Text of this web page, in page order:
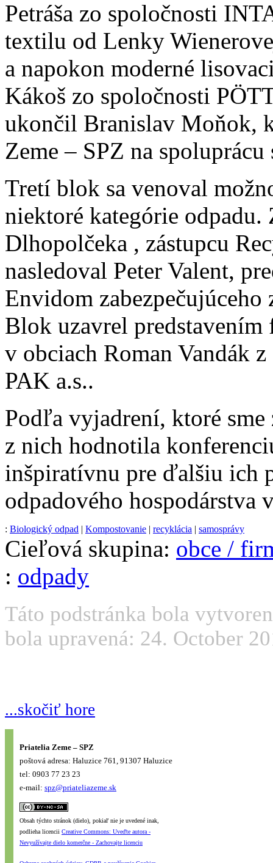
Petráša zo spoločnosti
textilu od Lenky
a napokon moderné
Kákoš zo spoločnosti
ukončil Branislav Moňok,
Zeme – SPZ na spoluprácu
Tretí blok sa venoval
niektoré kategórie odpadu.
Dlhopolčeka , zástupcu
nasledoval Peter Valent,
Envidom
Blok uzavrel predstavením
v obciach Roman Vandák
PAK a.s..
Podľa vyjadrení, ktoré
z nich hodnotila
inšpiratívnu pre ďalšiu ich
odpadového hospodárstva
: Biologický odpad | Kompostovanie | recyklácia | samosprávy
Cieľová skupina: obce /
: odpady
Táto podstránka bola
bola upravená: 24. October
...skočiť hore
Priatelia Zeme – SPZ
poštová adresa: Haluzice 761, 91307 Haluzice
tel: 0903 77 23 23
e-mail: spz@priateliazeme.sk
Obsah týchto stránok (dielo), pokiaľ nie je uvedené inak,
podlieha licencii Creative Commons: Uveďte autora -
Nevyužívajte dielo komerčne - Zachovajte licenciu